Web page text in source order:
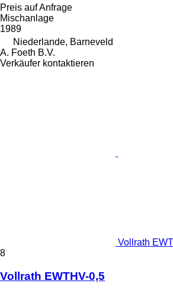
Preis auf Anfrage
Mischanlage
1989
Niederlande, Barneveld
A. Foeth B.V.
Verkäufer kontaktieren
Vollrath
8
Vollrath EWTHV-0,5